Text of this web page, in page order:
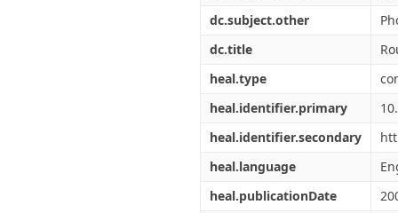
dc.subject.other
dc.title
heal.type
heal.identifier.primary
heal.identifier.secondary
heal.language
heal.publicationDate